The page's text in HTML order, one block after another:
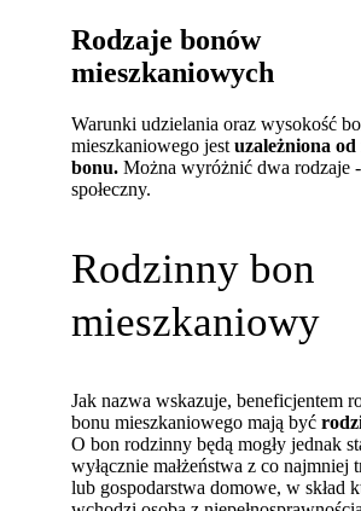
Rodzaje bonów
mieszkaniowych
Warunki udzielania oraz wysokość
mieszkaniowego jestuzależniona
bonu. Można wyróżnić dwa rodzaje
społeczny.
Rodzinny bon
mieszkaniowy
Jak nazwa wskazuje, beneficjentem
bonu mieszkaniowego mają być
O bon rodzinny będą mogły jednak
wyłącznie małżeństwa z co najmniej
lub gospodarstwa domowe, w skład